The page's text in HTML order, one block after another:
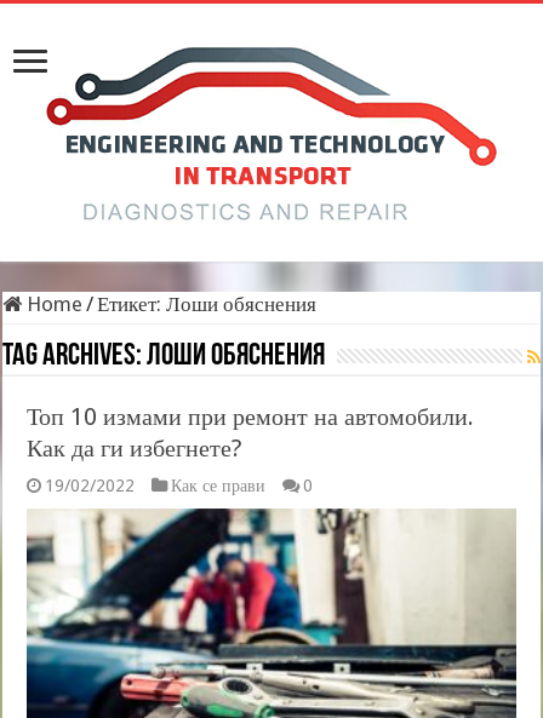
Home /Етикет:Лоши обяснения
Tag Archives:Лоши обяснения
Топ 10 измами при ремонт на автомобили.
Как да ги избегнете?
19/02/2022 Как се прави 0